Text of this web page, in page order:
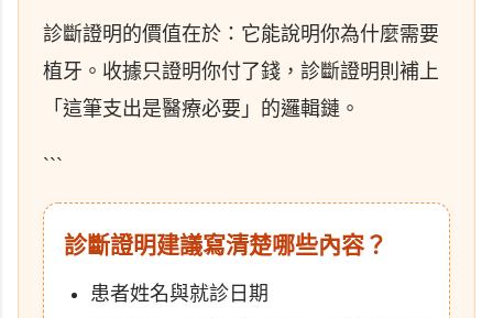
診斷證明的價值在於：它能說明你為什麼需要
植牙。收據只證明你付了錢，診斷證明則補上
「這筆支出是醫療必要」的邏輯鏈。
```
診斷證明建議寫清楚哪些內容？
患者姓名與就診日期